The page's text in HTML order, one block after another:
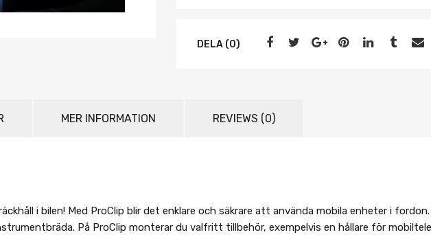
DELA (0)
MER INFORMATION REVIEWS (0)
i bilen! Med ProClip blir det enklare och säkrare att använda mobila enheter i fordon.
På ProClip monterar du valfritt tillbehör, exempelvis en hållare för